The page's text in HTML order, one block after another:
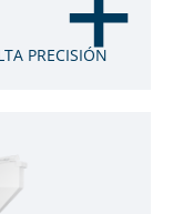
PRECISIÓN